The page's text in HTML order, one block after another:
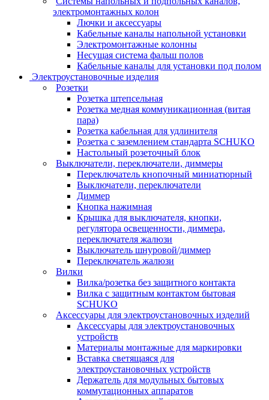
электромонтажных колон
Лючки и аксессуары
Кабельные каналы напольной установки
Электромонтажные колонны
Несущая система фальш полов
Кабельные каналы для установки под полом
Электроустановочные изделия
Розетки
Розетка штепсельная
Розетка медная коммуникационная (витая
пара)
Розетка кабельная для удлинителя
Розетка с заземлением стандарта SCHUKO
Настольный розеточный блок
Выключатели, переключатели, диммеры
Переключатель кнопочный миниатюрный
Выключатели, переключатели
Диммер
Кнопка нажимная
Крышка для выключателя, кнопки,
регулятора освещенности, диммера,
переключателя жалюзи
Выключатель шнуровой/диммер
Переключатель жалюзи
Вилки
Вилка/розетка без защитного контакта
Вилка с защитным контактом бытовая
SCHUKO
Аксессуары для электроустановочных изделий
Аксессуары для электроустановочных
устройств
Материалы монтажные для маркировки
Вставка светящаяся для
электроустановочных устройств
Держатель для модульных бытовых
коммутационных аппаратов